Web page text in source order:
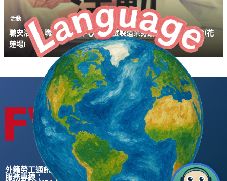
活動
職安活動｜職安署北區中心114年度製造業勞動條件法令說明會(花
蓮場)
外籍勞工通訊社版權所有 ©
服務專線：